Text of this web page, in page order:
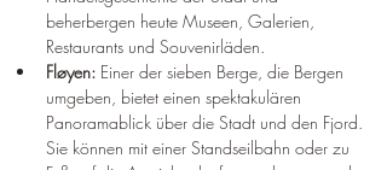
beherbergen heute Museen, Galerien,
Restaurants und Souvenirläden.
Fløyen: Einer der sieben Berge, die Bergen
umgeben, bietet einen spektakulären
Panoramablick über die Stadt und den Fjord.
Sie können mit einer Standseilbahn oder zu